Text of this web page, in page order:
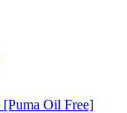
Oil Free]